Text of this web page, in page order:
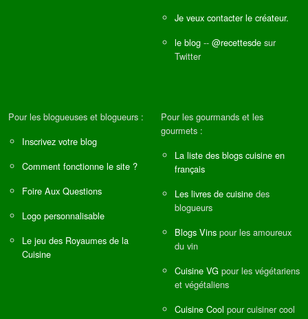
Je veux contacter le créateur.
le blog -- @recettesde sur
Twitter
Pour les blogueuses et blogueurs :
Inscrivez votre blog
Comment fonctionne le site ?
Foire Aux Questions
Logo personnalisable
Le jeu des Royaumes de la
Cuisine
Pour les gourmands et les
gourmets :
La liste des blogs cuisine en
français
Les livres de cuisine des
blogueurs
Blogs Vins pour les amoureux
du vin
Cuisine VG pour les végétariens
et végétaliens
Cuisine Cool pour cuisiner cool